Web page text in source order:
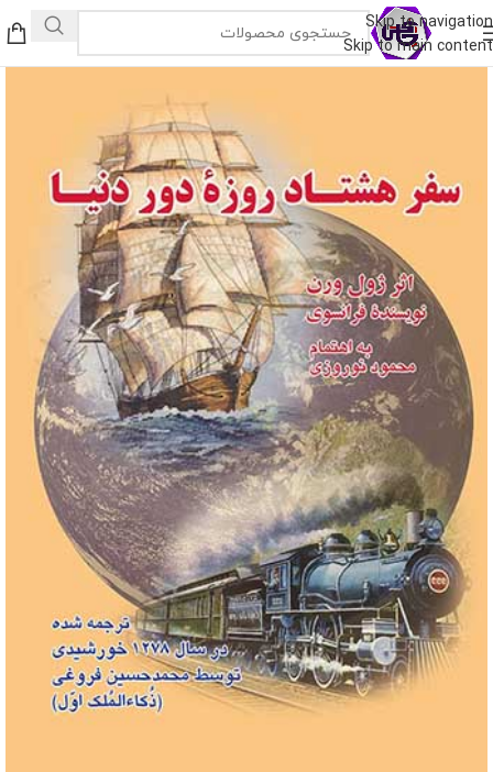
Skip to navigation
Skip to main content